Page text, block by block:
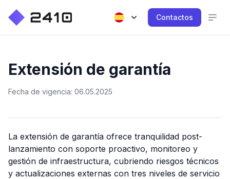
Contactos
Extensión de garantía
Fecha de vigencia: 06.05.2025
La extensión de garantía ofrece tranquilidad post-
lanzamiento con soporte proactivo, monitoreo y
gestión de infraestructura, cubriendo riesgos técnicos
y actualizaciones externas con tres niveles de servicio